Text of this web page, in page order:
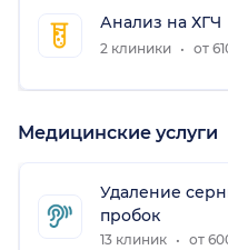
Анализ на ХГЧ
2 клиники от
Медицинские услуги
Удаление
пробок
13 клиник от